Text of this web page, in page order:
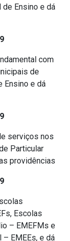
de Ensino e dá
com
de
Ensino e dá
serviços nos
Particular
providências
Escolas
– EMEFMs e
EMEEs, e dá